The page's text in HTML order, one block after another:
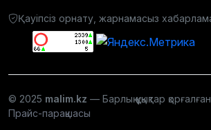
Қауіпсіз орнату, жарнамасыз
© 2025 malim.kz — Барлық құқықтар
Прайс-парақшасы